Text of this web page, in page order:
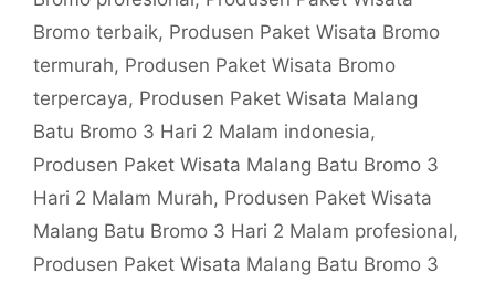
Bromo terbaik, Produsen Paket Wisata Bromo
termurah, Produsen Paket Wisata Bromo
terpercaya, Produsen Paket Wisata Malang
Batu Bromo 3 Hari 2 Malam indonesia,
Produsen Paket Wisata Malang Batu Bromo 3
Hari 2 Malam Murah, Produsen Paket Wisata
Malang Batu Bromo 3 Hari 2 Malam profesional,
Produsen Paket Wisata Malang Batu Bromo 3